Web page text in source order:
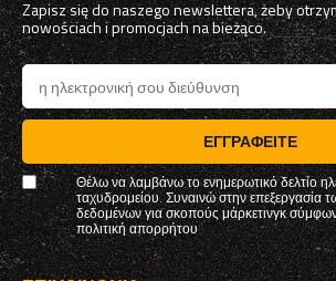
Zapisz się do naszego newslettera, żeby
nowościach i promocjach na bieżąco.
ΕΓΓΡΑΦΕΊΤΕ
Θέλω να λαμβάνω το ενημερωτικό δελτίο
ταχυδρομείου. Συναινώ στην
δεδομένων για σκοπούς μάρκετινγκ
πολιτική απορρήτου